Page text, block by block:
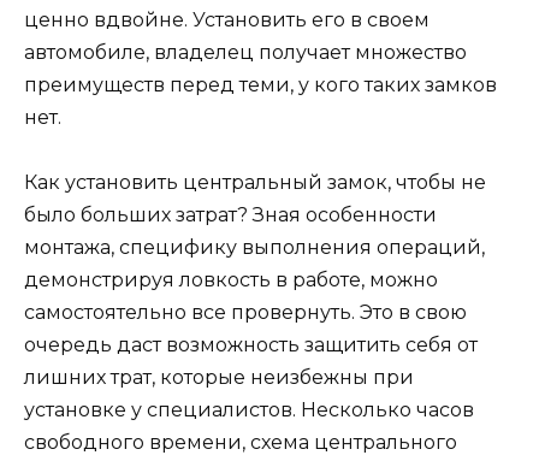
ценно вдвойне. Установить его в своем
автомобиле, владелец получает множество
преимуществ перед теми, у кого таких замков
нет.
Как установить центральный замок, чтобы не
было больших затрат? Зная особенности
монтажа, специфику выполнения операций,
демонстрируя ловкость в работе, можно
самостоятельно все провернуть. Это в свою
очередь даст возможность защитить себя от
лишних трат, которые неизбежны при
установке у специалистов. Несколько часов
свободного времени, схема центрального